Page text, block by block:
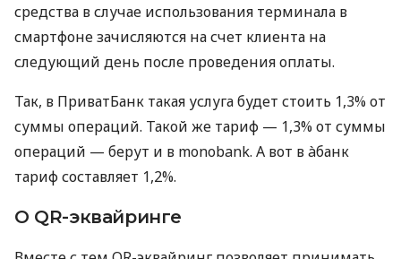
средства в случае использования терминала в
смартфоне зачисляются на счет клиента на
следующий день после проведения оплаты.
Так, в ПриватБанк такая услуга будет стоить 1,3% от
суммы операций. Такой же тариф — 1,3% от суммы
операций — берут и в monobank. А вот в àбанк
тариф составляет 1,2%.
О QR-эквайринге